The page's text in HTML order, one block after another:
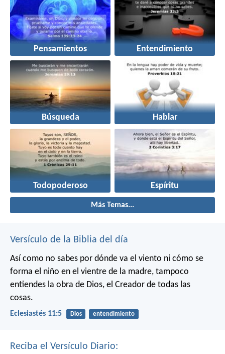
Pensamientos Entendimiento
Búsqueda Hablar
Todopoderoso Espíritu
Más Temas...
Versículo de la Biblia del día
Así como no sabes por dónde va el viento ni cómo se
forma el niño en el vientre de la madre, tampoco
entiendes la obra de Dios, el Creador de todas las
cosas.
Eclesiastés 11:5 Dios entendimiento
Reciba el Versículo Diario: